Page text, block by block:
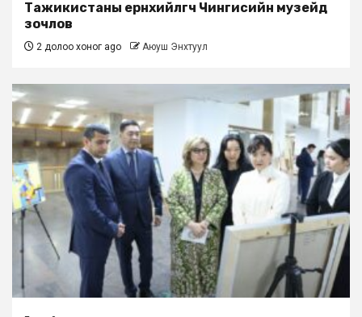
Тажикистаны ерөнхийлөгч Чингисийн музейд
зочлов
2 долоо хоног ago Аюуш Энхтуул